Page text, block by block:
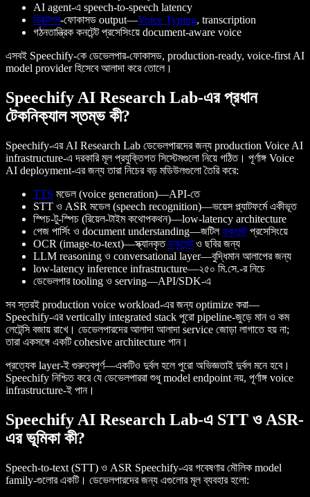
AI agent-এ speech-to-speech latency
ডিক্টেশন-ফোকাসড output—Voice Typing, transcription
গঠনতান্ত্রিক কনটেন্ট প্রসেসিংয়ে document-aware voice
এসবই Speechify-কে ডেভেলপার-ফোকাসড, production-ready, voice-first AI
model provider হিসেবে আলাদা করে তোলে।
Speechify AI Research Lab-এর প্রধান
টেকনিক্যাল স্তম্ভ কী?
Speechify-এর AI Research Lab ডেভেলপারদের জন্য production Voice AI
infrastructure-এ দরকারি মূল প্রযুক্তিগত সিস্টেমগুলো নিয়ে গঠিত। পূর্ণাঙ্গ Voice
AI deployment-এর জন্য তারা নিচের বড় মডিউলগুলো তৈরি করে:
TTS মডেল (voice generation)—API-তে
STT ও ASR মডেল (speech recognition)—ভয়েস প্ল্যাটফর্মে একীভূত
স্পিচ-টু-স্পিচ (রিয়েল-টাইম কথোপকথন)—low-latency architecture
পেজ পার্সিং ও document understanding—জটিলডকুমেন্টপ্রসেসিংয়ে
OCR (image-to-text)—স্ক্যানকৃতডকুমেন্টও ছবির জন্য
LLM reasoning ও conversational layer—বুদ্ধিমান আলাপের জন্য
low-latency inference infrastructure—২৫০ মি.সে.-র নিচে
ডেভেলপার tooling ও serving—API/SDK-এ
সব স্তরই production voice workload-এর জন্য optimize করা—
Speechify-এর vertically integrated stack পুরো pipeline-জুড়ে মান ও কম
লেটেন্সি বজায় রাখে। ডেভেলপারদের আলাদা আলাদা service জোড়া লাগাতে হয় না;
তারা একসঙ্গে একটি cohesive architecture পান।
প্রত্যেক layer-ই গুরুত্বপূর্ণ—একটিও দুর্বল হলে পুরো অভিজ্ঞতাই দুর্বল মনে হবে।
Speechify নিশ্চিত করে যে ডেভেলপাররা শুধু model endpoint নয়, পূর্ণাঙ্গ voice
infrastructure-ই পান।
Speechify AI Research Lab-এ STT ও ASR-
এর ভূমিকা কী?
Speech-to-text (STT) ও ASR Speechify-এর গবেষণার মৌলিক model
family-গুলোর একটি। ডেভেলপারদের জন্য এগুলোর মূল ব্যবহার হলো: